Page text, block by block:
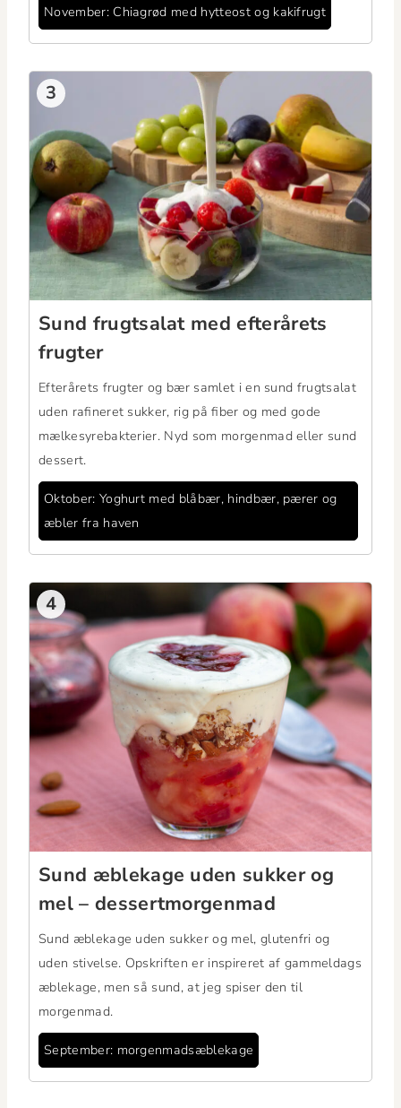
Novem­ber: Chi­a­grød med hyt­teost og kakifrugt
3
Sund frugt­salat med efterårets
frugter
Efterårets frugter og bær sam­let i en sund frugt­salat
uden rafineret sukker, rig på fiber og med gode
mælkesyre­bak­terier. Nyd som mor­gen­mad eller sund
dessert.
Okto­ber: Yoghurt med blåbær, hind­bær, pær­er og
æbler fra haven
4
Sund æblek­age uden sukker og
mel – dessertmorgenmad
Sund æblek­age uden sukker og mel, gluten­fri og
uden stivelse. Opskriften er inspir­eret af gam­meldags
æblek­age, men så sund, at jeg spis­er den til
morgenmad.
Sep­tem­ber: morgenmadsæblekage